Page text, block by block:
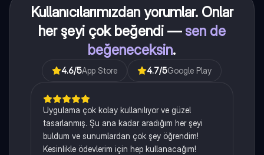
Kullanıcılarımızdan yorumlar. Onlar
her şeyi çok beğendi — sen de
beğeneceksin.
4.6/5App Store 4.7/5Google Play
Uygulama çok kolay kullanılıyor ve güzel
tasarlanmış. Şu ana kadar aradığım her şeyi
buldum ve sunumlardan çok şey öğrendim!
Kesinlikle ödevlerim için hep kullanacağım!